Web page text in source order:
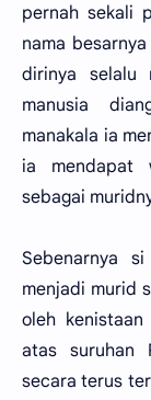
pernah sekali
nama
dirinya selalu
manusia
manakala ia
ia mendapat
sebagai
Sebenarnya
menjadi murid
oleh
atas suruhan
secara terus